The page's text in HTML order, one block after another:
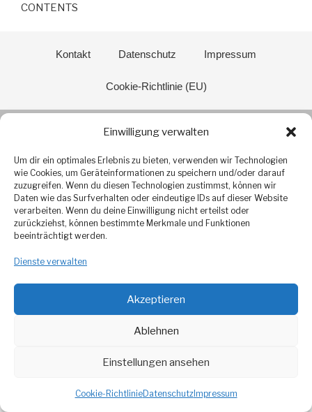
Einwilligung verwalten
Um dir ein optimales Erlebnis zu bieten, verwenden wir Technologien
wie Cookies, um Geräteinformationen zu speichern und/oder darauf
zuzugreifen. Wenn du diesen Technologien zustimmst, können wir
Daten wie das Surfverhalten oder eindeutige IDs auf dieser Website
verarbeiten. Wenn du deine Einwilligung nicht erteilst oder
zurückziehst, können bestimmte Merkmale und Funktionen
beeinträchtigt werden.
Dienste verwalten
Akzeptieren
Ablehnen
Einstellungen ansehen
Cookie-RichtlinieDatenschutzImpressum
CONTENTS
Kontakt Datenschutz Impressum
Cookie-Richtlinie (EU)
© Heilig Geist an der Bergstraße
Realisiert von der Werbeagentur Lunafire